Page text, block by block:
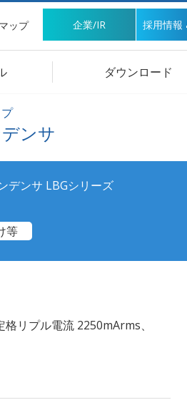
ップ 企業/IR 採用情報
ダウンロード
ンサ
デンサ LBGシリーズ
等
リプル電流 2250mArms、